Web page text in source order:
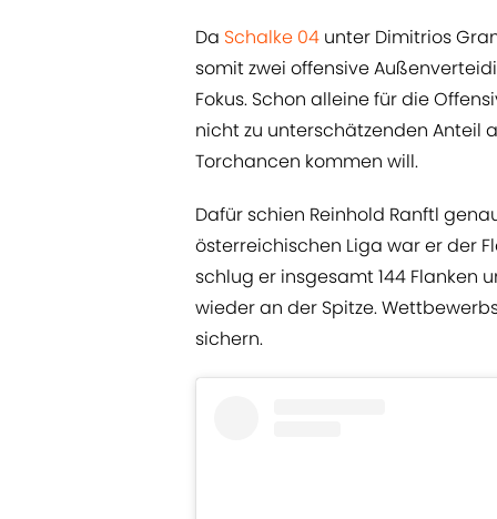
Da Schalke 04 unter Dimitrios
somit zwei offensive
Fokus. Schon alleine für die
nicht zu unterschätzenden Anteil
Torchancen kommen will.
Dafür schien Reinhold Ranftl
österreichischen Liga war er der
schlug er insgesamt 144 Flanken
wieder an der Spitze.
sichern.